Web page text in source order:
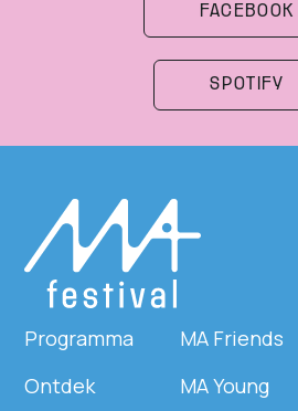
FACEBOOK
SPOTIFY
Programma
Ontdek
MA Friends
MA Young